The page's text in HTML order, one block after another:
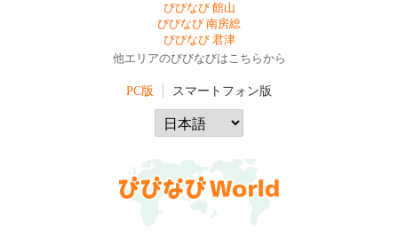
びびなび 館山
びびなび 南房総
びびなび 君津
他エリアのびびなびはこちらから
PC版 スマートフォン版